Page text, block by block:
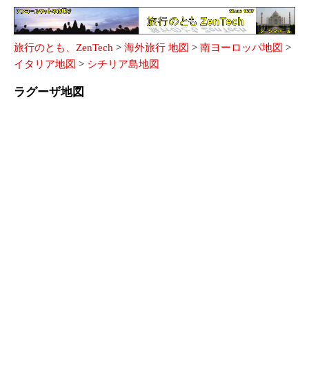
旅行のとも、ZenTech > 海外旅行 地図 > 南ヨーロッパ地図 >
イタリア地図 > シチリア島地図
ラグーザ地図